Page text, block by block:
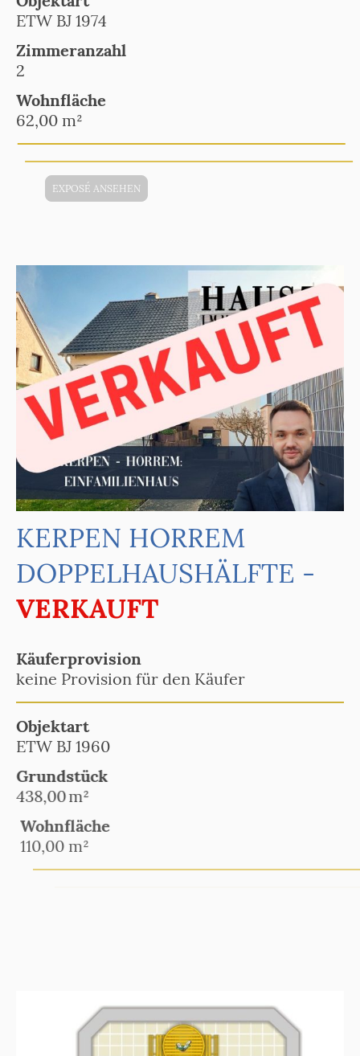
ETW BJ 1974
Zimmeranzahl
2
Wohnfläche
62,00 m²
EXPOSÉ ANSEHEN
KERPEN HORREM
DOPPELHAUSHÄLFTE -
VERKAUFT
Käuferprovision
keine Provision für den Käufer
Objektart
ETW BJ 1960
Grundstück
438,00m²
Wohnfläche
110,00 m²